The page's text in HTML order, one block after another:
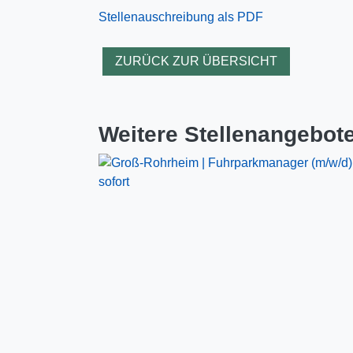
Stellenauschreibung als PDF
ZURÜCK ZUR ÜBERSICHT
Weitere